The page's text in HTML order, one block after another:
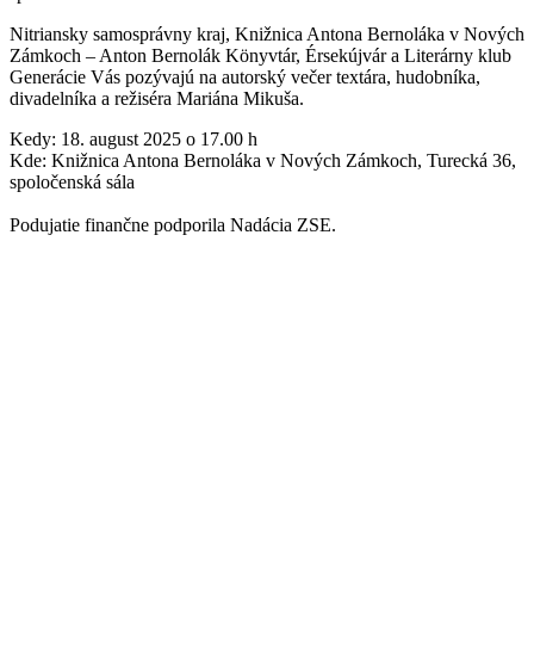
Nitriansky samosprávny kraj, Knižnica Antona Bernoláka v Nových
Zámkoch – Anton Bernolák Könyvtár, Érsekújvár a Literárny klub
Generácie Vás pozývajú na autorský večer textára, hudobníka,
divadelníka a režiséra Mariána Mikuša.
Kedy: 18. august 2025 o 17.00 h
Kde: Knižnica Antona Bernoláka v Nových Zámkoch, Turecká 36,
spoločenská sála
Podujatie finančne podporila Nadácia ZSE.